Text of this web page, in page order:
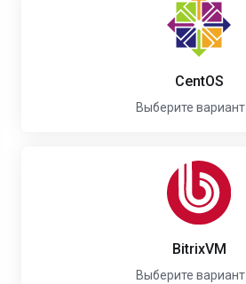
CentOS
Выберите вариант
BitrixVM
Выберите вариант